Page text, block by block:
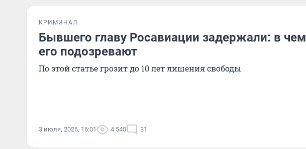
КРИМИНАЛ
Бывшего главу Росавиации задержали: в чем
его подозревают
По этой статье грозит до 10 лет лишения свободы
3 июля, 2026, 16:01 4 540 31